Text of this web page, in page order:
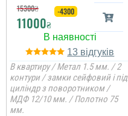
15300₴
11000₴
-4300
13
В квартиру / Метал 1.5 мм. / 2
контури / замки сейфовий і під
циліндр з поворотником /
МДФ 12/10 мм. / Полотно 75
мм.